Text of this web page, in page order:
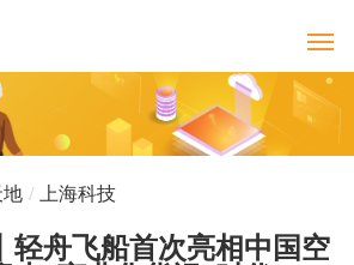
地 / 上海科技
轻舟飞船首次亮相中国空